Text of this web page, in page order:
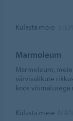
Külasta meie
Marmoleum
Marmoleum,
värvivalikute
koos võimalusega
Külasta meie